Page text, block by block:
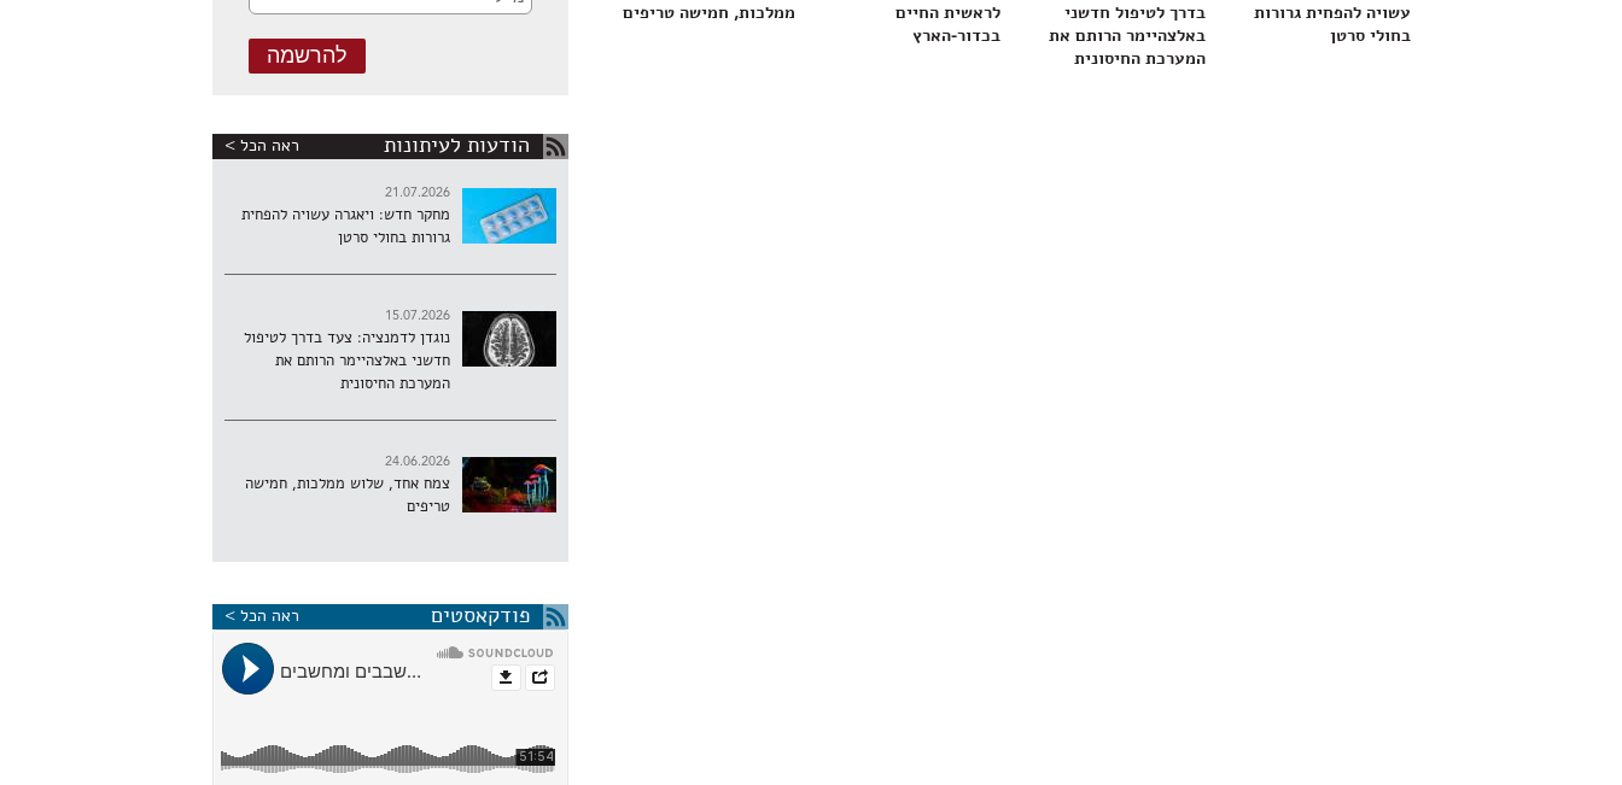
עשויה להפחית גרורות
בחולי סרטן
בדרך לטיפול חדשני
באלצהיימר הרותם את
המערכת החיסונית
לראשית החיים
בכדור-הארץ
ממלכות, חמישה טריפים
הודעות לעיתונות ראה הכל >
21.07.2026
מחקר חדש: ויאגרה עשויה להפחית
גרורות בחולי סרטן
15.07.2026
נוגדן לדמנציה: צעד בדרך לטיפול
חדשני באלצהיימר הרותם את
המערכת החיסונית
24.06.2026
צמח אחד, שלוש ממלכות, חמישה
טריפים
פודקאסטים ראה הכל >